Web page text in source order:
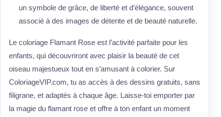
un symbole de grâce, de liberté et d’élégance, souvent
associé à des images de détente et de beauté naturelle.
Le coloriage Flamant Rose est l’activité parfaite pour les
enfants, qui découvriront avec plaisir la beauté de cet
oiseau majestueux tout en s’amusant à colorier. Sur
ColoriageVIP.com, tu as accès à des dessins gratuits, sans
filigrane, et adaptés à chaque âge. Laisse-toi emporter par
la magie du flamant rose et offre à ton enfant un moment